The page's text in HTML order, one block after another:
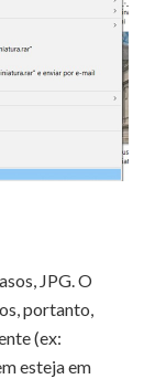
JPG. O
portanto,
(ex:
esteja em